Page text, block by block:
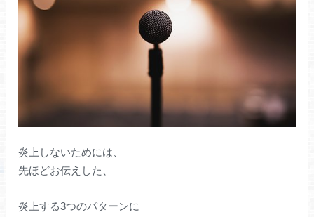
炎上しないためには、
先ほどお伝えした、
炎上する3つのパターンに